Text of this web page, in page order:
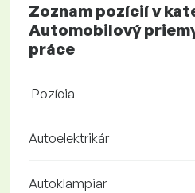
Zoznam pozícií v
Automobilový
práce
Pozícia
Autoelektrikár
Autoklampiar